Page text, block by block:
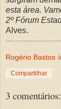
esta área.
2º Fórum
Alves.
Rogério Bastos
Compartilhar
3 comentários: